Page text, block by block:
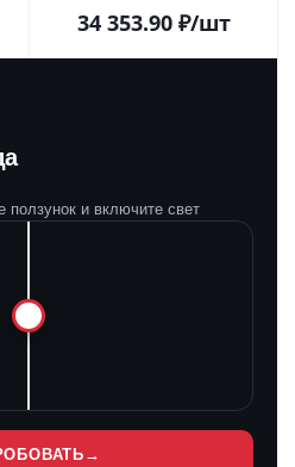
34 353.90₽/шт
ползунок и включите свет
→